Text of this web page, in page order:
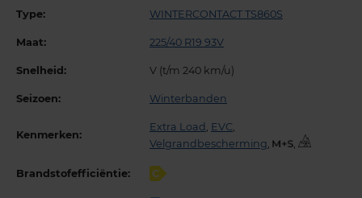
Type: WINTERCONTACT TS860S
Maat: 225/40 R19 93V
Snelheid: V (t/m 240 km/u)
Seizoen: Winterbanden
Kenmerken:
Extra Load , EVC,
Velgrandbescherming, ,
Brandstofefficiëntie: C